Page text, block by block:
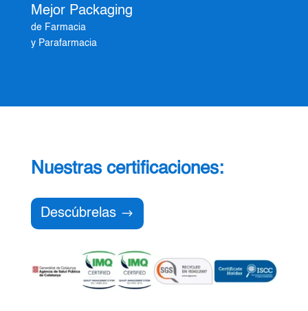
Mejor Packaging
de Farmacia
y Parafarmacia
Nuestras certificaciones:
Descúbrelas